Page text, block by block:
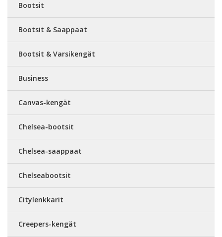
Bootsit
Bootsit & Saappaat
Bootsit & Varsikengät
Business
Canvas-kengät
Chelsea-bootsit
Chelsea-saappaat
Chelseabootsit
Citylenkkarit
Creepers-kengät